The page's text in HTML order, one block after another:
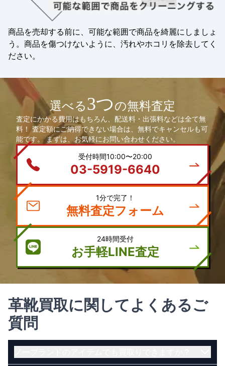
商品を売却する前に、可能な範囲で商品を綺麗にしましょ
う。商品を傷つけないように、汚れやホコリを除去してく
ださい。
選べる3つの無料査定
査定にかかる費用はもちろん、配送料・出張料などは全て無
料！ 査定額にご納得できない場合は、無料でキャンセルも可
能です。 まずは、お気軽にお問い合わせください。
受付時間10:00〜20:00
03-5919-6640
1分で完了！
無料査定フォーム
24時間受付
お手軽LINE査定
革靴買取に関してよくあるご
質問